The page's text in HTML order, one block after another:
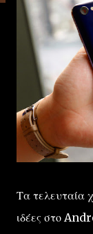
Τα τελευταία
ιδέες στο